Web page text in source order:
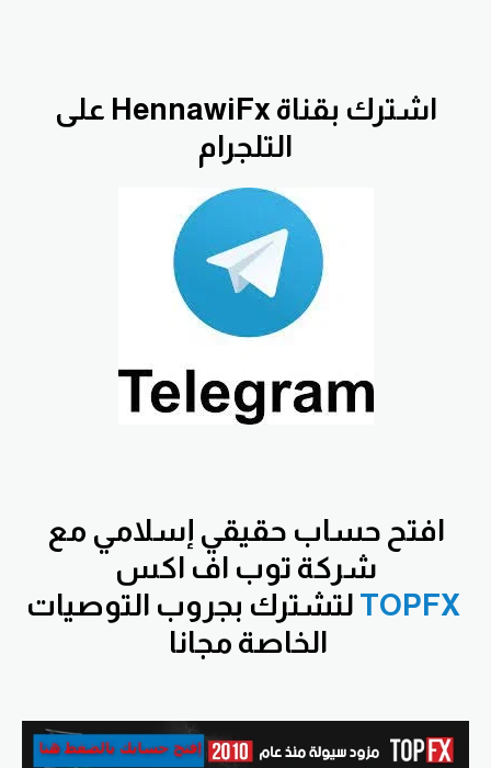
اشترك بقناة HennawiFx على
التلجرام
افتح حساب حقيقي إسلامي مع
شركة توب اف اكس
TOPFX لتشترك بجروب التوصيات
الخاصة مجانا